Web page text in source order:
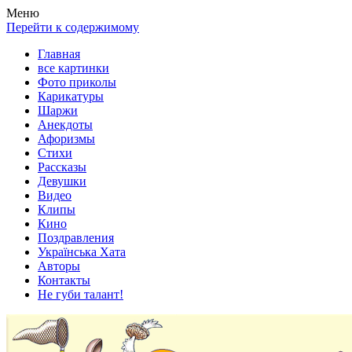
Весела хата — прикольные картинки, смешные истории, клипы!
Покажем всем ваши фото приколы, карикатуры, шаржи, стихи,
Меню
Перейти к содержимому
Главная
все картинки
Фото приколы
Карикатуры
Шаржи
Анекдоты
Афоризмы
Стихи
Рассказы
Девушки
Видео
Клипы
Кино
Поздравления
Українська Хата
Авторы
Контакты
Не губи талант!